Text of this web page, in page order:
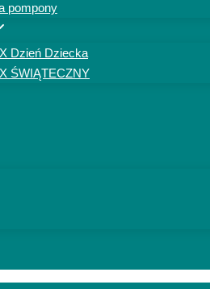
pompony
Dzień Dziecka
ŚWIĄTECZNY